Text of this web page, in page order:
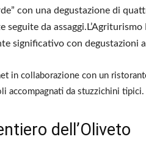
con una degustazione di
da
significativo con degustazioni
in collaborazione con un
accompagnati da stuzzichini tipici.
dell’Oliveto